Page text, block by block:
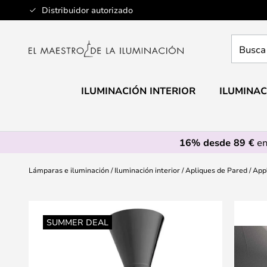
Distribuidor autorizado
Ir
al
aquí
ILUMINACIÓN INTERIOR
16% desde 89 €
Lámparas e iluminación Iluminación interior Apliques de Pared
SUMMER DEAL